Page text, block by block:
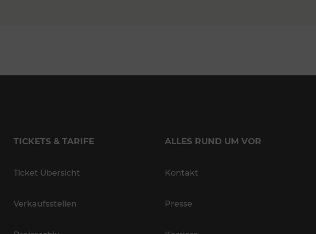
TICKETS & TARIFE
Ticket Übersicht
Verkaufsstellen
ALLES RUND UM VOR
Kontakt
Presse